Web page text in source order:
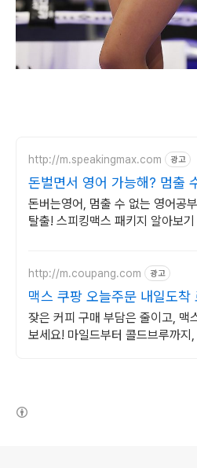
http://m.speakingmax.com 광고
돈벌면서 영어 가능해? 멈출
영어회화
돈버는영어, 멈출 수 없는 영어공
탈출! 스피킹맥스 패키지 알아보기
http://m.coupang.com 광고
맥스 쿠팡 오늘주문 내일도착
잦은 커피 구매 부담은 줄이고, 맥
보세요! 마일드부터 콜드브루까지